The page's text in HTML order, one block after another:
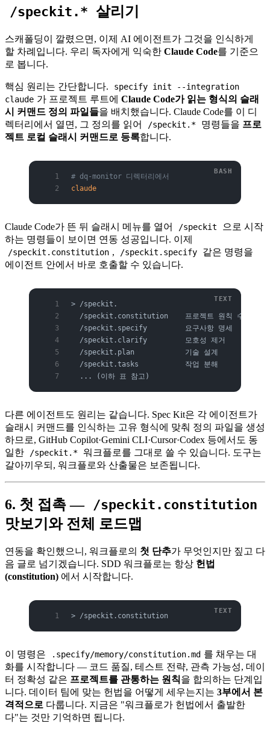
/speckit.* 살리기
스캐폴딩이 깔렸으면, 이제 AI 에이전트가 그것을 인식하게
할 차례입니다. 우리 독자에게 익숙한 Claude Code를 기준으
로 봅니다.
핵심 원리는 간단합니다.
specify init --integration
claude 가 프로젝트 루트에Claude Code가 읽는 형식의 슬래
시 커맨드 정의 파일들을 배치했습니다. Claude Code를 이 디
렉터리에서 열면, 그 정의를 읽어
/speckit.* 명령들을 프로
젝트 로컬 슬래시 커맨드로 등록합니다.
# dq-monitor 디렉터리에서
claude
Claude Code가 뜬 뒤 슬래시 메뉴를 열어 /speckit
으로 시작
하는 명령들이 보이면 연동 성공입니다. 이제
/speckit.constitution , /speckit.specify
같은 명령을
에이전트 안에서 바로 호출할 수 있습니다.
> /speckit.
  /speckit.constitution    프로젝트 원칙 수립
  /speckit.specify         요구사항 명세
  /speckit.clarify         모호성 제거
  /speckit.plan            기술 설계
  /speckit.tasks           작업 분해
  ... (이하 표 참고)
다른 에이전트도 원리는 같습니다. Spec Kit은 각 에이전트가
슬래시 커맨드를 인식하는 고유 형식에 맞춰 정의 파일을 생성
하므로, GitHub Copilot·Gemini CLI·Cursor·Codex 등에서도 동
일한
/speckit.* 워크플로를 그대로 쓸 수 있습니다. 도구는
갈아끼우되, 워크플로와 산출물은 보존됩니다.
6. 첫 접촉 — /speckit.constitution
맛보기와 전체 로드맵
연동을 확인했으니, 워크플로의 첫 단추가 무엇인지만 짚고 다
음 글로 넘기겠습니다. SDD 워크플로는 항상 헌법
(constitution) 에서 시작합니다.
> /speckit.constitution
이 명령은 .specify/memory/constitution.md 를 채우는 대
화를 시작합니다 — 코드 품질, 테스트 전략, 관측 가능성, 데이
터 정확성 같은 프로젝트를 관통하는 원칙을 합의하는 단계입
니다. 데이터 팀에 맞는 헌법을 어떻게 세우는지는 3부에서 본
격적으로 다룹니다. 지금은 "워크플로가 헌법에서 출발한
다"는 것만 기억하면 됩니다.